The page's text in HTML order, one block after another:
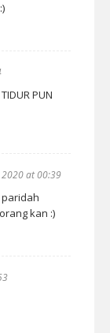
PUN
at 00:39
kan :)